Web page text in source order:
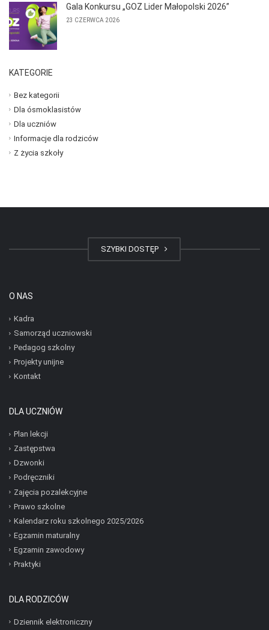
Gala Konkursu „GOZ Lider Małopolski 2026”
23 CZERWCA 2026
KATEGORIE
Bez kategorii
Dla ósmoklasistów
Dla uczniów
Informacje dla rodziców
Z życia szkoły
SZYBKI DOSTĘP
O NAS
Kadra
Samorząd uczniowski
Pedagog szkolny
Projekty unijne
Kontakt
DLA UCZNIÓW
Plan lekcji
Zastępstwa
Dzwonki
Podręczniki
Zajęcia pozalekcyjne
Prawo szkolne
Kalendarz roku szkolnego 2025/2026
Egzamin maturalny
Egzamin zawodowy
Praktyki
DLA RODZICÓW
Dziennik elektroniczny